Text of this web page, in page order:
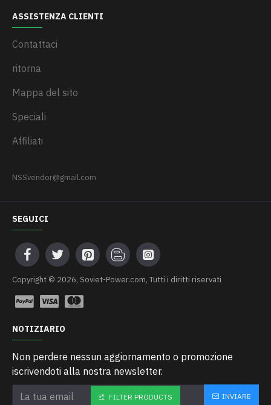
ASSISTENZA CLIENTI
Contattaci
ritorna
Mappa del sito
Speciali
Affiliati
NSSvendor@gmail.com
SEGUICI
Сopyright © 2026, Soviet-Power.com, Tutti i diritti riservati
NOTIZIARIO
Non perdere nessun aggiornamento o promozione
iscrivendoti alla nostra newsletter.
INVIARE
FILTER PRODUCTS